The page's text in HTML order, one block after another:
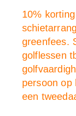
10%
greenfees.
golflessen
persoon op
een